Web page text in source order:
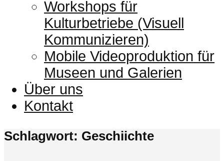
Workshops für
Kulturbetriebe (Visuell
Kommunizieren)
Mobile Videoproduktion für
Museen und Galerien
Über uns
Kontakt
Schlagwort: Geschiichte